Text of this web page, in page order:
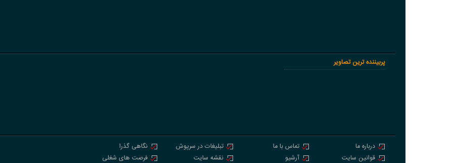
پربیننده ترین تصاویر
درباره ما تماس با ما تبلیغات در سرپوش
نگاهی گذرا
قوانین سایت
آرشیو نقشه سایت فرصت های شغلی